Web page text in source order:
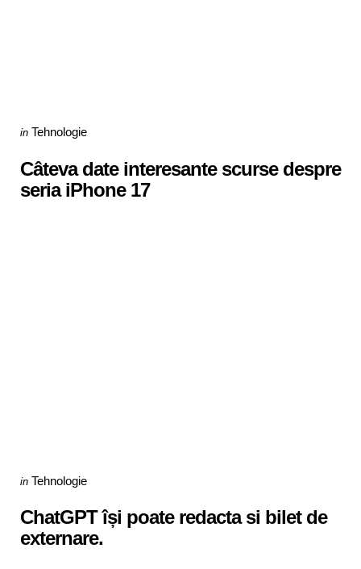
Categories
Posted
in Tehnologie
Câteva date interesante scurse despre
seria iPhone 17
Categories
Posted
in Tehnologie
ChatGPT își poate redacta si bilet de
externare.